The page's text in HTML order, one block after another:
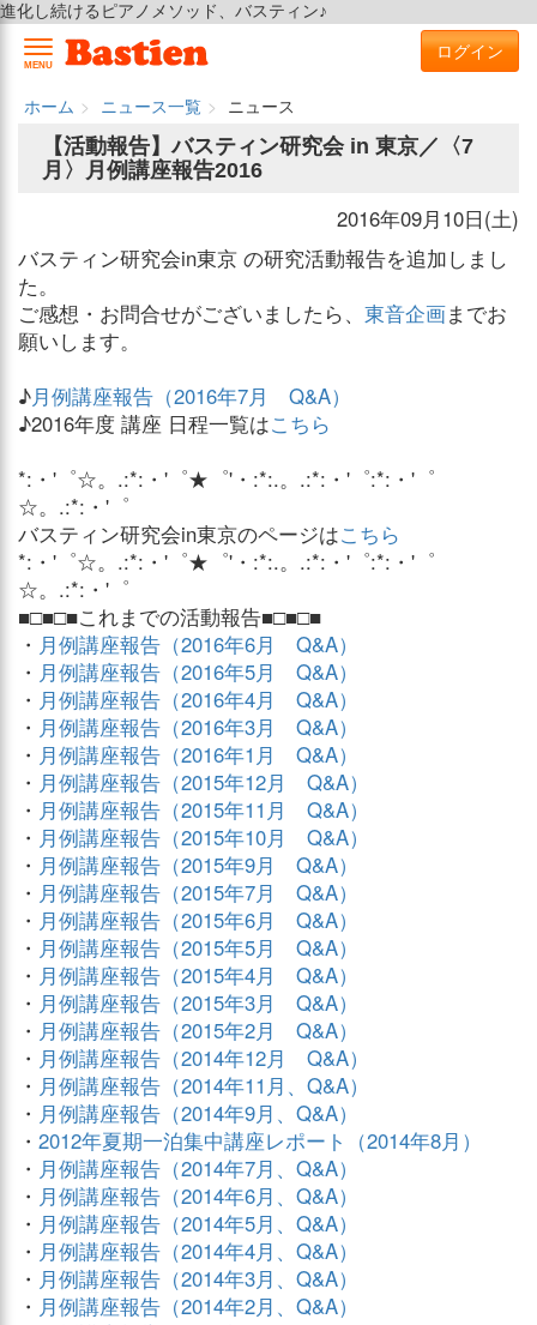
進化し続けるピアノメソッド、バスティン♪
MENU
ログイン
ホーム ニュース一覧
ニュース
【活動報告】バスティン研究会 in 東京／〈7
月〉月例講座報告2016
2016年09月10日(土)
バスティン研究会in東京 の研究活動報告を追加しまし
た。
ご感想・お問合せがございましたら、 東音企画までお
願いします。
♪月例講座報告（2016年7月 Q&A）
♪2016年度 講座 日程一覧はこちら
*:・'゜☆。.:*:・'゜★゜'・:*:.。.:*:・'゜:*:・'゜
☆。.:*:・'゜
バスティン研究会in東京のページはこちら
*:・'゜☆。.:*:・'゜★゜'・:*:.。.:*:・'゜:*:・'゜
☆。.:*:・'゜
■□■□■これまでの活動報告■□■□■
・ 月例講座報告（2016年6月 Q&A）
・ 月例講座報告（2016年5月 Q&A）
・ 月例講座報告（2016年4月 Q&A）
・ 月例講座報告（2016年3月 Q&A）
・ 月例講座報告（2016年1月 Q&A）
・ 月例講座報告（2015年12月 Q&A）
・ 月例講座報告（2015年11月 Q&A）
・ 月例講座報告（2015年10月 Q&A）
・ 月例講座報告（2015年9月 Q&A）
・ 月例講座報告（2015年7月 Q&A）
・ 月例講座報告（2015年6月 Q&A）
・ 月例講座報告（2015年5月 Q&A）
・ 月例講座報告（2015年4月 Q&A）
・ 月例講座報告（2015年3月 Q&A）
・ 月例講座報告（2015年2月 Q&A）
・ 月例講座報告（2014年12月 Q&A）
・ 月例講座報告（2014年11月、Q&A）
・ 月例講座報告（2014年9月、Q&A）
・ 2012年夏期一泊集中講座レポート（2014年8月）
・ 月例講座報告（2014年7月、Q&A）
・ 月例講座報告（2014年6月、Q&A）
・ 月例講座報告（2014年5月、Q&A）
・ 月例講座報告（2014年4月、Q&A）
・ 月例講座報告（2014年3月、Q&A）
・ 月例講座報告（2014年2月、Q&A）